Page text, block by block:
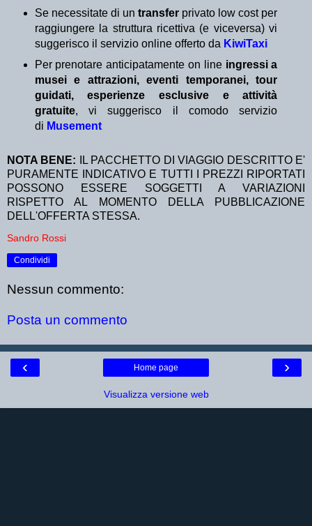
Se necessitate di un transfer privato low cost per
raggiungere la struttura ricettiva (e viceversa) vi
suggerisco il servizio online offerto da KiwiTaxi
Per prenotare anticipatamente on line ingressi a
musei e attrazioni, eventi temporanei, tour
guidati, esperienze esclusive e attività
gratuite, vi suggerisco il comodo servizio
di Musement
NOTA BENE:
IL PACCHETTO DI VIAGGIO DESCRITTO E'
PURAMENTE INDICATIVO E TUTTI I PREZZI RIPORTATI
POSSONO ESSERE SOGGETTI A VARIAZIONI
RISPETTO AL MOMENTO DELLA PUBBLICAZIONE
DELL'OFFERTA STESSA.
Sandro Rossi
Condividi
Nessun commento:
Posta un commento
‹ ›
Home page
Visualizza versione web